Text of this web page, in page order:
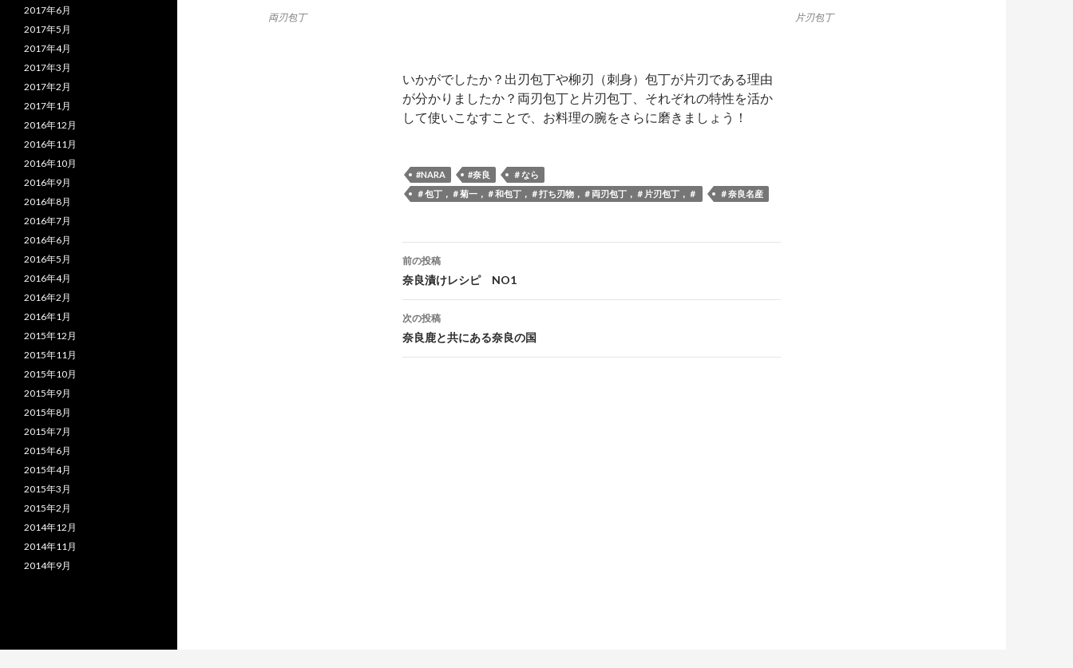
片刃包丁
両刃包丁
いかがでしたか？出刃包丁や柳刃（刺身）包丁が片刃である理由
が分かりましたか？両刃包丁と片刃包丁、それぞれの特性を活か
して使いこなすことで、お料理の腕をさらに磨きましょう！
#NARA #奈良
＃なら
＃包丁，＃菊一，＃和包丁，＃打ち刃物，＃両刃包丁，＃片刃包丁，＃
＃奈良名産
投
稿
ナ
前の投稿
奈良漬けレシピ NO1
次の投稿
奈良鹿と共にある奈良の国
2017年6月
2017年5月
2017年4月
2017年3月
2017年2月
2017年1月
2016年12月
2016年11月
2016年10月
2016年9月
2016年8月
2016年7月
2016年6月
2016年5月
2016年4月
2016年2月
2016年1月
2015年12月
2015年11月
2015年10月
2015年9月
2015年8月
2015年7月
2015年6月
2015年4月
2015年3月
2015年2月
2014年12月
2014年11月
2014年9月